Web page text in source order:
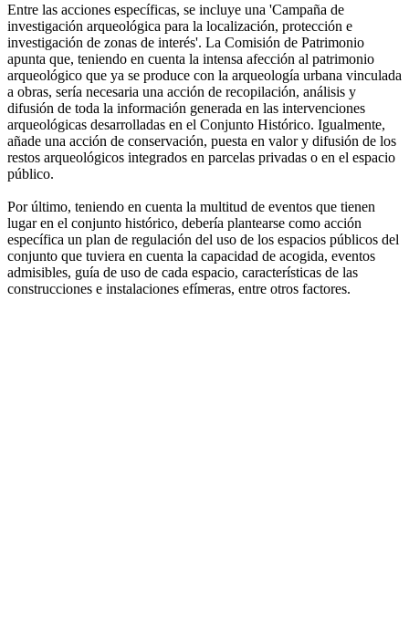
Entre las acciones específicas, se incluye una 'Campaña de
investigación arqueológica para la localización, protección e
investigación de zonas de interés'. La Comisión de Patrimonio
apunta que, teniendo en cuenta la intensa afección al patrimonio
arqueológico que ya se produce con la arqueología urbana vinculada
a obras, sería necesaria una acción de recopilación, análisis y
difusión de toda la información generada en las intervenciones
arqueológicas desarrolladas en el Conjunto Histórico. Igualmente,
añade una acción de conservación, puesta en valor y difusión de los
restos arqueológicos integrados en parcelas privadas o en el espacio
público.
Por último, teniendo en cuenta la multitud de eventos que tienen
lugar en el conjunto histórico, debería plantearse como acción
específica un plan de regulación del uso de los espacios públicos del
conjunto que tuviera en cuenta la capacidad de acogida, eventos
admisibles, guía de uso de cada espacio, características de las
construcciones e instalaciones efímeras, entre otros factores.